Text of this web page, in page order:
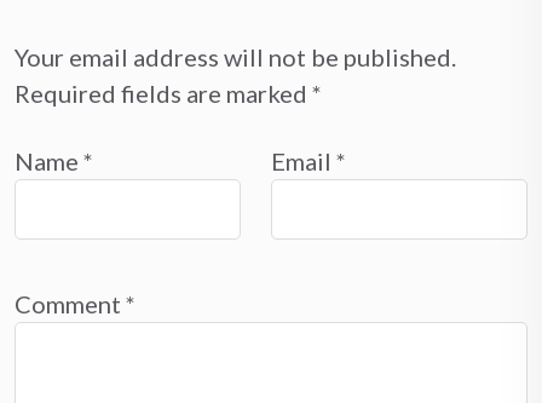
Your email address will not be published.
Required fields are marked *
Name * Email *
Comment *